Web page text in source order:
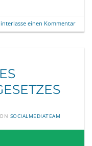
einen Kommentar
SOCIALMEDIATEAM